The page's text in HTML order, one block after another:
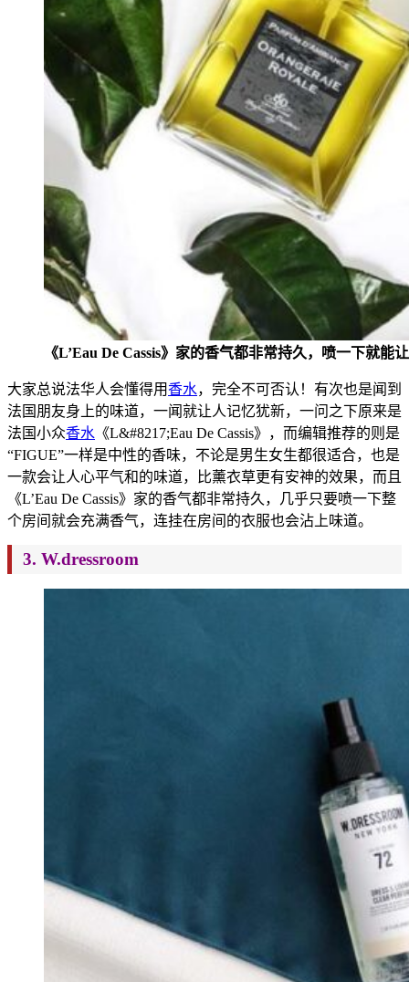
《L’Eau De Cassis》家的香气都非常持久，喷一下就能
大家总说法华人会懂得用 香水，完全不可否认！有次也是闻到
法国朋友身上的味道，一闻就让人记忆犹新，一问之下原来是
法国小众香水 《L&#8217;Eau De Cassis》，而编辑推荐的则是
“FIGUE”一样是中性的香味，不论是男生女生都很适合，也是
一款会让人心平气和的味道，比薰衣草更有安神的效果，而且
《L’Eau De Cassis》家的香气都非常持久，几乎只要喷一下整
个房间就会充满香气，连挂在房间的衣服也会沾上味道。
3. W.dressroom